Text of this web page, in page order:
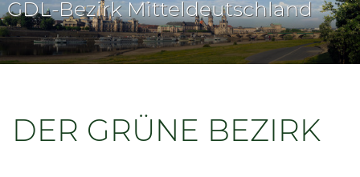
GDL-Bezirk Mitteldeutschland
DER GRÜNE BEZIRK